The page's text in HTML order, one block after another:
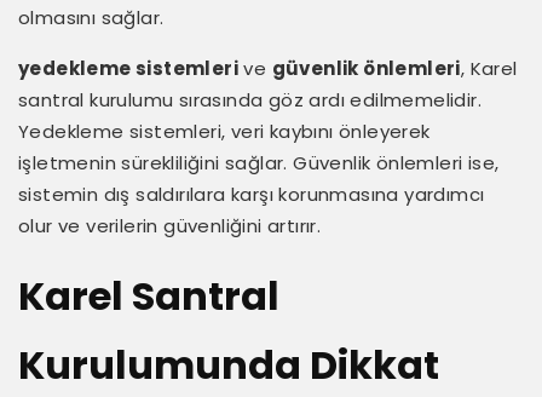
olmasını sağlar.
yedekleme sistemlerive güvenlik önlemleri, Karel
santral kurulumu sırasında göz ardı edilmemelidir.
Yedekleme sistemleri, veri kaybını önleyerek
işletmenin sürekliliğini sağlar. Güvenlik önlemleri ise,
sistemin dış saldırılara karşı korunmasına yardımcı
olur ve verilerin güvenliğini artırır.
Karel Santral
Kurulumunda Dikkat